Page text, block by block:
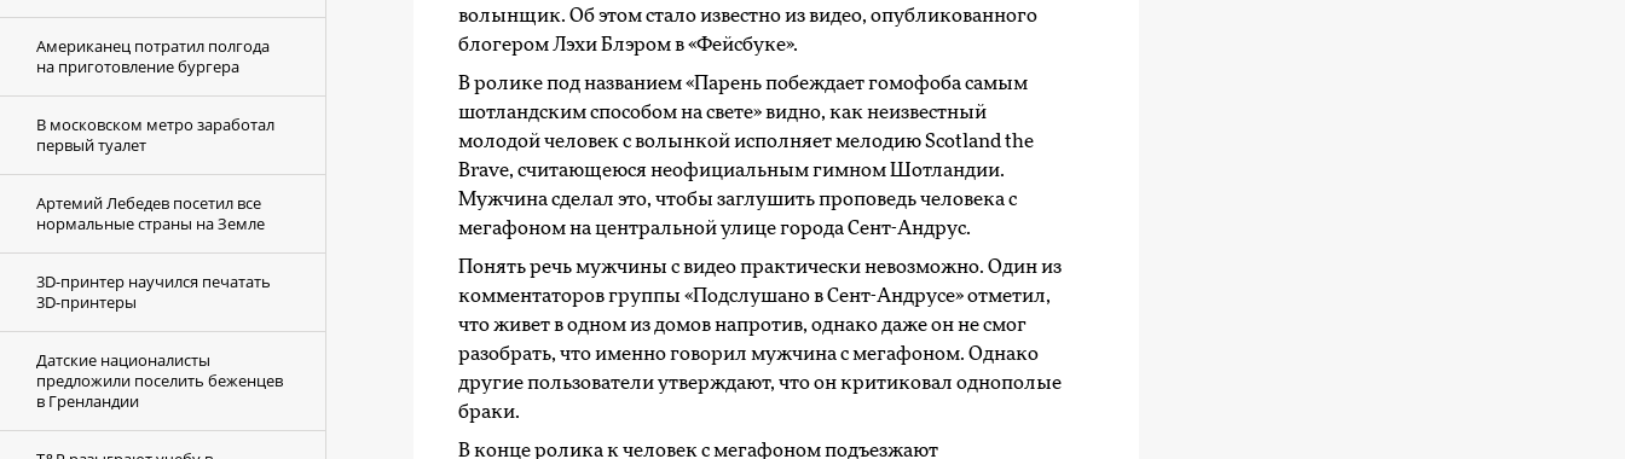
Американец потратил полгода
на приготовление бургера
В московском метро заработал
первый туалет
Артемий Лебедев посетил все
нормальные страны на Земле
3D-принтер научился печатать
3D-принтеры
Датские националисты
предложили поселить беженцев
в Гренландии
волынщик. Об этом стало известно из видео, опубликованного
блогером Лэхи Блэром в «Фейсбуке».
В ролике под названием «Парень побеждает гомофоба самым
шотландским способом на свете» видно, как неизвестный
молодой человек с волынкой исполняет мелодию Scotland the
Brave, считающеюся неофициальным гимном Шотландии.
Мужчина сделал это, чтобы заглушить проповедь человека с
мегафоном на центральной улице города Сент-Андрус.
Понять речь мужчины с видео практически невозможно. Один из
комментаторов группы «Подслушано в Сент-Андрусе» отметил,
что живет в одном из домов напротив, однако даже он не смог
разобрать, что именно говорил мужчина с мегафоном. Однако
другие пользователи утверждают, что он критиковал однополые
браки.
В конце ролика к человек с мегафоном подъезжают